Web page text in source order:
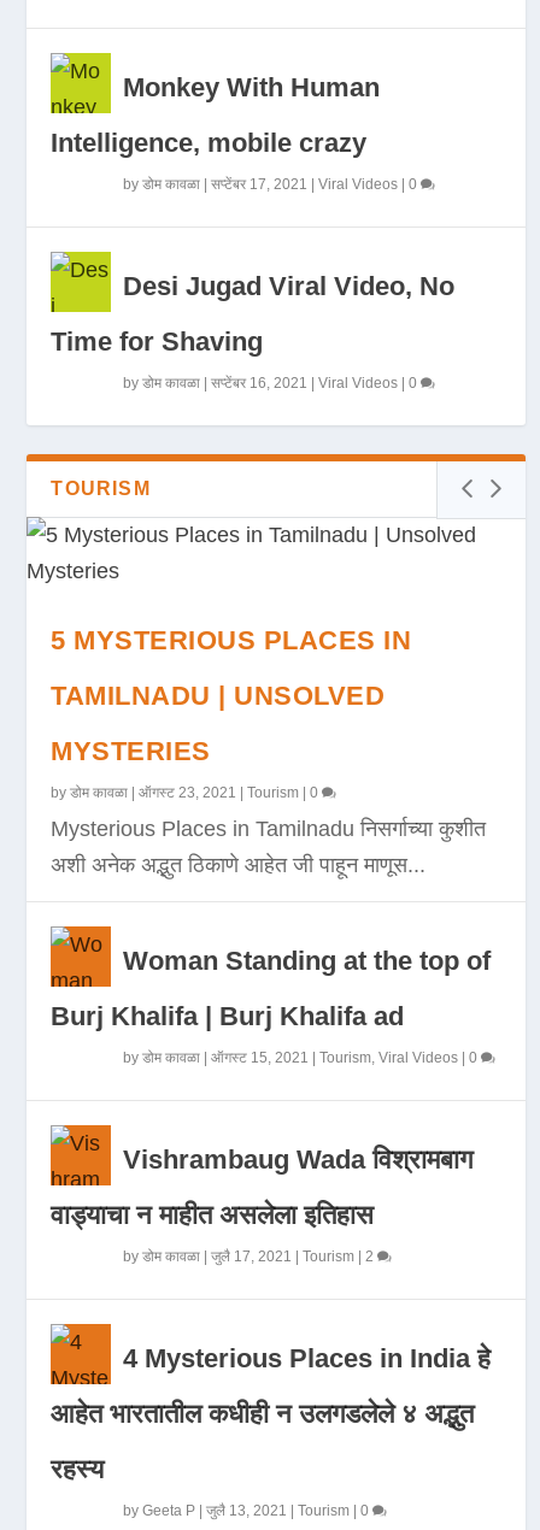
Monkey With Human
Intelligence, mobile crazy
byडोम कावळा |सप्टेंबर 17, 2021 |Viral Videos |0
Desi Jugad Viral Video, No
Time for Shaving
byडोम कावळा |सप्टेंबर 16, 2021 |Viral Videos |0
TOURISM
5 MYSTERIOUS PLACES IN
TAMILNADU | UNSOLVED
MYSTERIES
byडोम कावळा |ऑगस्ट 23, 2021 |Tourism |0
Mysterious Places in Tamilnadu निसर्गाच्या कुशीत
अशी अनेक अद्भुत ठिकाणे आहेत जी पाहून माणूस...
Woman Standing at the top of
Burj Khalifa | Burj Khalifa ad
byडोम कावळा |ऑगस्ट 15, 2021 |Tourism,Viral Videos |0
Vishrambaug Wada विश्रामबाग
वाड्याचा न माहीत असलेला इतिहास
byडोम कावळा |जुलै 17, 2021 |Tourism |2
4 Mysterious Places in India हे
आहेत भारतातील कधीही न उलगडलेले ४ अद्भुत
रहस्य
byGeeta P |जुलै 13, 2021 |Tourism |0